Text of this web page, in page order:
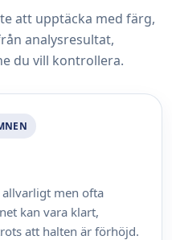
att upptäcka med färg,
analysresultat,
du vill kontrollera.
men ofta
kan vara klart,
att halten är förhöjd.